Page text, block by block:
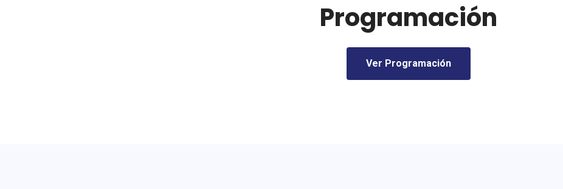
Programación
Ver Programación